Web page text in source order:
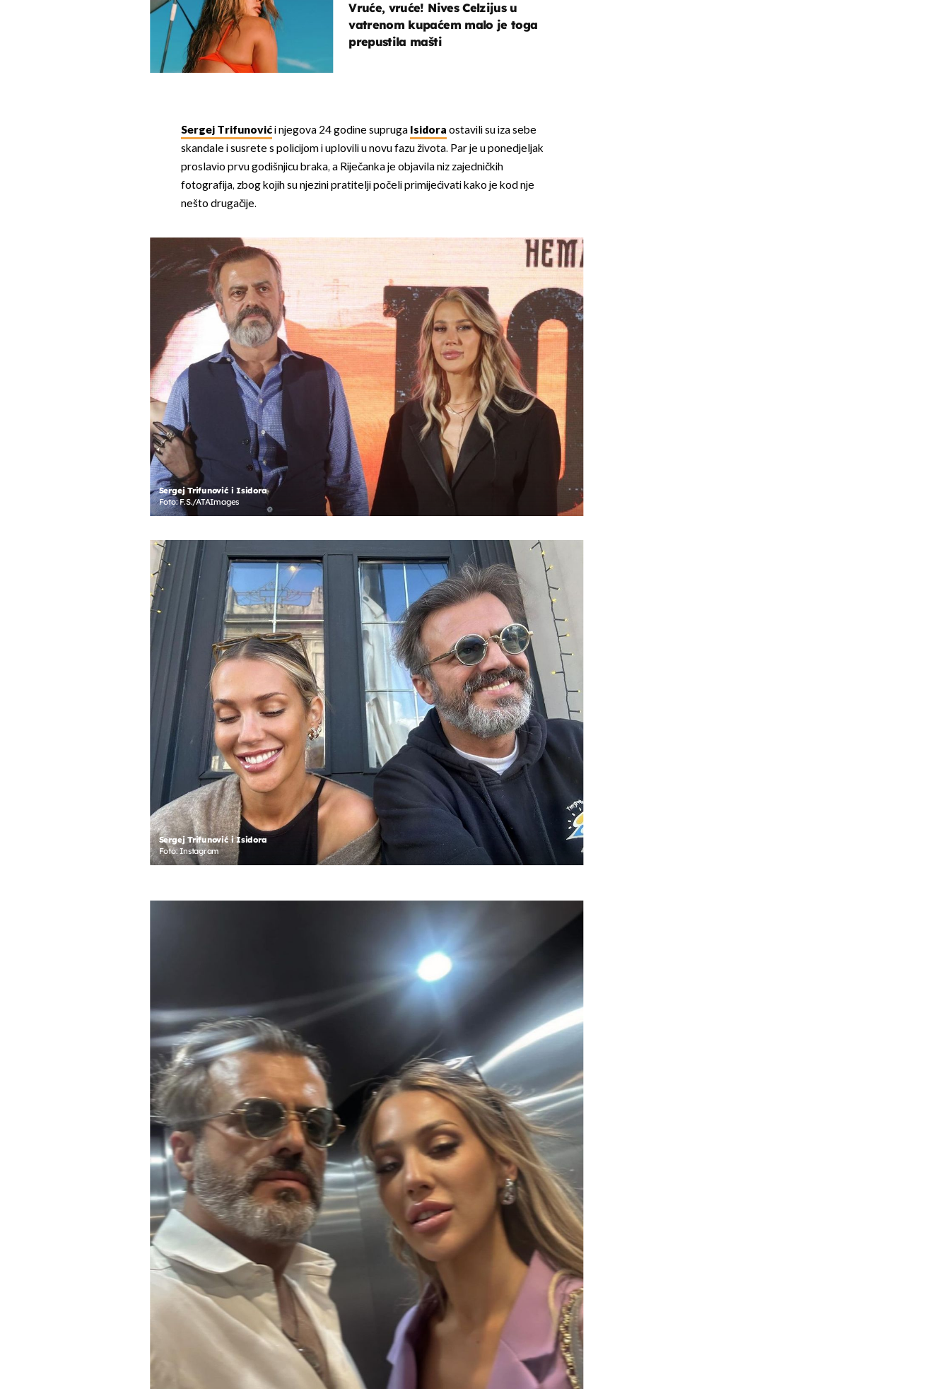
Vruće, vruće! Nives Celzijus u
vatrenom kupaćem malo je toga
prepustila mašti
Sergej Trifunovići njegova 24 godine supruga Isidora ostavili su iza sebe
skandale i susrete s policijom i uplovili u novu fazu života. Par je u ponedjeljak
proslavio prvu godišnjicu braka, a Riječanka je objavila niz zajedničkih
fotografija, zbog kojih su njezini pratitelji počeli primijećivati kako je kod nje
nešto drugačije.
Sergej Trifunović i Isidora
Foto: F.S./ATAImages
Sergej Trifunović i Isidora
Foto: Instagram
OMOGUĆI OBAVIJESTI